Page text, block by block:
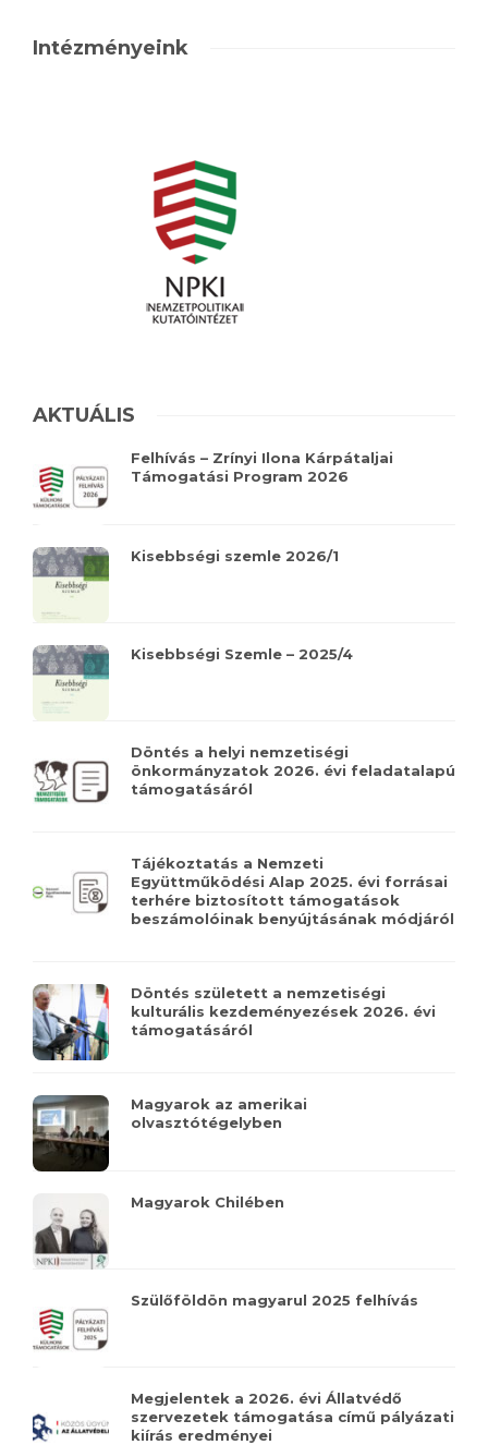
Intézményeink
AKTUÁLIS
Felhívás – Zrínyi Ilona Kárpátaljai
Támogatási Program 2026
Kisebbségi szemle 2026/1
Kisebbségi Szemle – 2025/4
Döntés a helyi nemzetiségi
önkormányzatok 2026. évi feladatalapú
támogatásáról
Tájékoztatás a Nemzeti
Együttműködési Alap 2025. évi forrásai
terhére biztosított támogatások
beszámolóinak benyújtásának módjáról
Döntés született a nemzetiségi
kulturális kezdeményezések 2026. évi
támogatásáról
Magyarok az amerikai
olvasztótégelyben
Magyarok Chilében
Szülőföldön magyarul 2025 felhívás
Megjelentek a 2026. évi Állatvédő
szervezetek támogatása című pályázati
kiírás eredményei